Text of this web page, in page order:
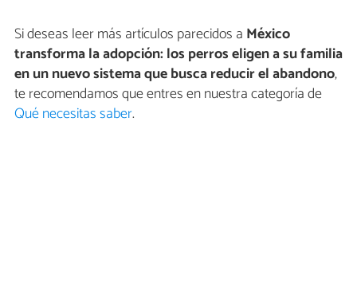
Si deseas leer más artículos parecidos a México
transforma la adopción: los perros eligen a su familia
en un nuevo sistema que busca reducir el abandono,
te recomendamos que entres en nuestra categoría de
Qué necesitas saber.